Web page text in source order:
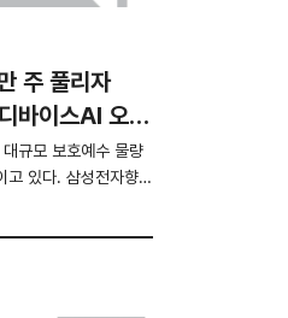
주 풀리자
바이스AI 오버
규모 보호예수 물량
고 있다. 삼성전자향
충격이 진정된 이후
가 방향성을 가를 변